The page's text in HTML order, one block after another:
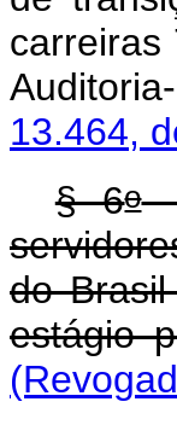
carreiras
13.464,
§ 6o
do
estágio